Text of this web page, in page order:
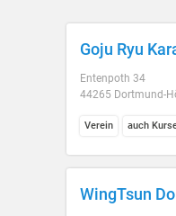
Goju Ryu
Entenpoth 34
44265 Dortmund-
Verein auch
WingTsun